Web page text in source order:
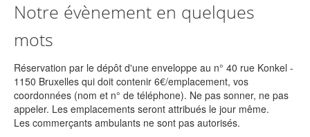
Notre évènement en quelques
mots
Réservation par le dépôt d'une enveloppe au n° 40 rue Konkel -
1150 Bruxelles qui doit contenir 6€/emplacement, vos
coordonnées (nom et n° de téléphone). Ne pas sonner, ne pas
appeler. Les emplacements seront attribués le jour même.
Les commerçants ambulants ne sont pas autorisés.